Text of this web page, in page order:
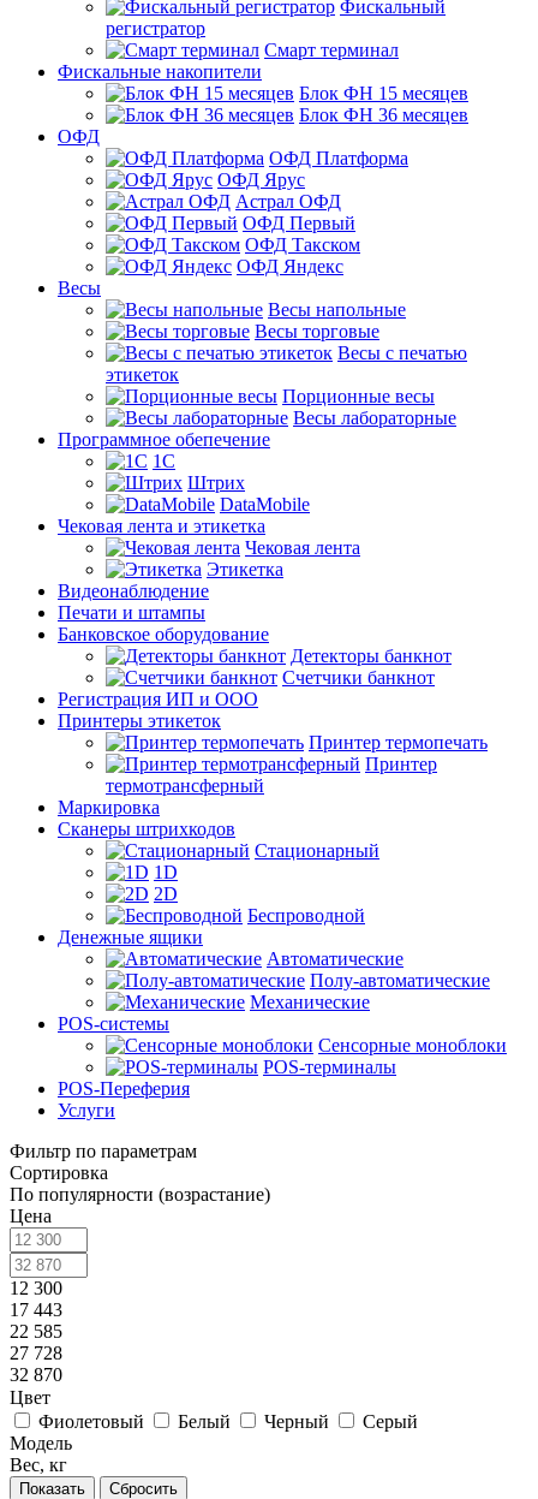
Фискальный
регистратор
Смарт терминал
Фискальные накопители
Блок ФН 15 месяцев
Блок ФН 36 месяцев
ОФД
ОФД Платформа
ОФД Ярус
Астрал ОФД
ОФД Первый
ОФД Такском
ОФД Яндекс
Весы
Весы напольные
Весы торговые
Весы с печатью
этикеток
Порционные весы
Весы лабораторные
Программное обепечение
1С
Штрих
DataMobile
Чековая лента и этикетка
Чековая лента
Этикетка
Видеонаблюдение
Печати и штампы
Банковское оборудование
Детекторы банкнот
Счетчики банкнот
Регистрация ИП и ООО
Принтеры этикеток
Принтер термопечать
Принтер
термотрансферный
Маркировка
Сканеры штрихкодов
Стационарный
1D
2D
Беспроводной
Денежные ящики
Автоматические
Полу-автоматические
Механические
POS-системы
Сенсорные моноблоки
POS-терминалы
POS-Переферия
Услуги
Фильтр по параметрам
Сортировка
По популярности (возрастание)
Цена
12 300
17 443
22 585
27 728
32 870
Цвет
Фиолетовый
Белый Черный
Серый
Модель
Вес, кг
Сбросить